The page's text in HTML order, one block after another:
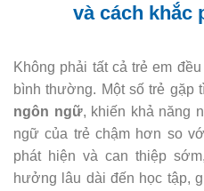
và cách khắc
Không phải tất cả trẻ em
bình thường. Một số trẻ gặp
ngôn ngữ, khiến khả năng
ngữ của trẻ chậm hơn so
phát hiện và can thiệp
hưởng lâu dài đến học tập,